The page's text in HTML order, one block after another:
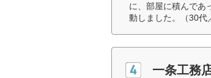
に、部屋に積んであ
動しました。（30代
一条工務